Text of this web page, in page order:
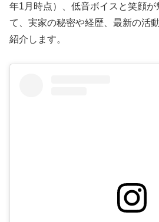
年1月時点）、低音ボイスと笑顔
て、実家の秘密や経歴、最新の活
紹介します。